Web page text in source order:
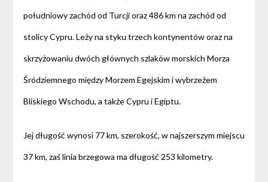
południowy zachód od Turcji oraz 486 km na zachód od
stolicy Cypru. Leży na styku trzech kontynentów oraz na
skrzyżowaniu dwóch głównych szlaków morskich Morza
Śródziemnego między Morzem Egejskim i wybrzeżem
Bliskiego Wschodu, a także Cypru i Egiptu.
Jej długość wynosi 77 km, szerokość, w najszerszym miejscu
37 km, zaś linia brzegowa ma długość 253 kilometry.